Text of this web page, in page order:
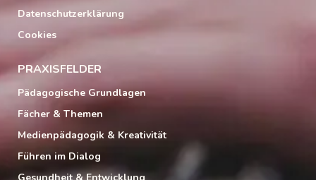
Datenschutzerklärung
Cookies
PRAXISFELDER
Pädagogische Grundlagen
Fächer & Themen
Medienpädagogik & Kreativität
Führen im Dialog